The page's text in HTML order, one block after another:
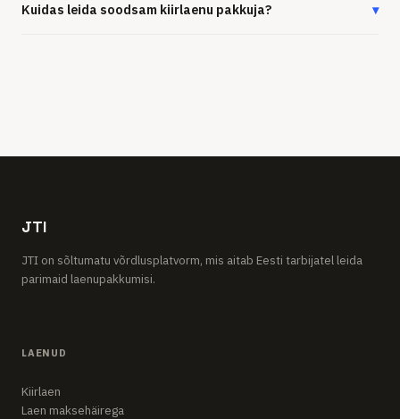
Kuidas leida soodsam kiirlaenu pakkuja? ▾
JTI
JTI on sõltumatu võrdlusplatvorm, mis aitab Eesti tarbijatel leida
parimaid laenupakkumisi.
LAENUD
Kiirlaen
Laen maksehäirega